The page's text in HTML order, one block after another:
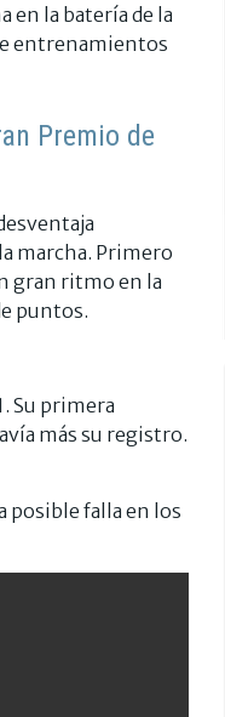
en la batería de la
entrenamientos
Premio de
marcha. Primero
gran ritmo en la
puntos.
Su primera
más su registro.
falla en los